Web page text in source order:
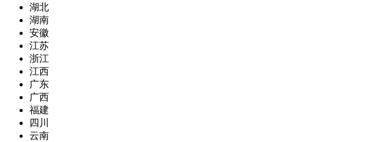
湖北
湖南
安徽
江苏
浙江
江西
广东
广西
福建
四川
云南